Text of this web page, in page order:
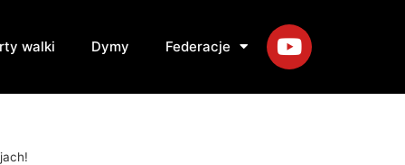
walki Dymy Federacje